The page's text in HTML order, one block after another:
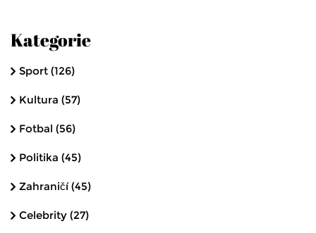
Kategorie
Sport (126)
Kultura (57)
Fotbal (56)
Politika (45)
Zahraničí(45)
Celebrity (27)